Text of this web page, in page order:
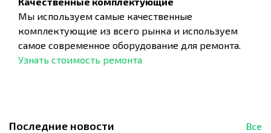
Мы используем самые качественные
комплектующие из всего рынка и используем
самое современное оборудование для ремонта.
Узнать стоимость ремонта
Последние новости Все